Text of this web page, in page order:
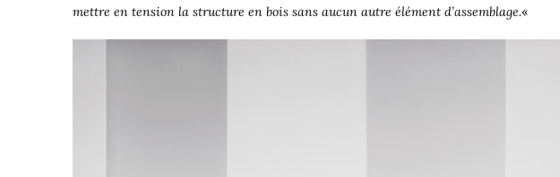
mettre en tension la structure en bois sans aucun autre élément d’assemblage.«